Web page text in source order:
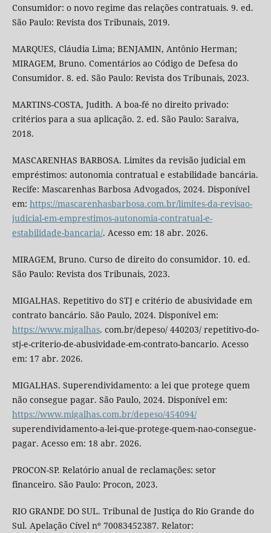
Consumidor: o novo regime das relações contratuais. 9. ed.
São Paulo: Revista dos Tribunais, 2019.
MARQUES, Cláudia Lima; BENJAMIN, Antônio Herman;
MIRAGEM, Bruno. Comentários ao Código de Defesa do
Consumidor. 8. ed. São Paulo: Revista dos Tribunais, 2023.
MARTINS-COSTA, Judith. A boa-fé no direito privado:
critérios para a sua aplicação. 2. ed. São Paulo: Saraiva,
2018.
MASCARENHAS BARBOSA. Limites da revisão judicial em
empréstimos: autonomia contratual e estabilidade bancária.
Recife: Mascarenhas Barbosa Advogados, 2024. Disponível
em: https://mascarenhasbarbosa.com.br/limites-da-revisao-
judicial-em-emprestimos-autonomia-contratual-e-
estabilidade-bancaria/. Acesso em: 18 abr. 2026.
MIRAGEM, Bruno. Curso de direito do consumidor. 10. ed.
São Paulo: Revista dos Tribunais, 2023.
MIGALHAS. Repetitivo do STJ e critério de abusividade em
contrato bancário. São Paulo, 2024. Disponível em:
https://www.migalhas. com.br/depeso/ 440203/ repetitivo-do-
stj-e-criterio-de-abusividade-em-contrato-bancario. Acesso
em: 17 abr. 2026.
MIGALHAS. Superendividamento: a lei que protege quem
não consegue pagar. São Paulo, 2024. Disponível em:
https://www.migalhas.com.br/depeso/454094/
superendividamento-a-lei-que-protege-quem-nao-consegue-
pagar. Acesso em: 18 abr. 2026.
PROCON-SP. Relatório anual de reclamações: setor
financeiro. São Paulo: Procon, 2023.
RIO GRANDE DO SUL. Tribunal de Justiça do Rio Grande do
Sul. Apelação Cível nº 70083452387. Relator: